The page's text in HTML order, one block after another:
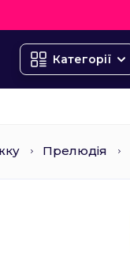
Категорії
Прелюдія